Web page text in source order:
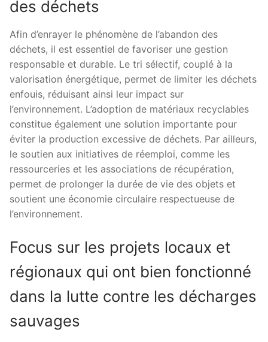
des déchets
Afin d’enrayer le phénomène de l’abandon des
déchets, il est essentiel de favoriser une gestion
responsable et durable. Le tri sélectif, couplé à la
valorisation énergétique, permet de limiter les déchets
enfouis, réduisant ainsi leur impact sur
l’environnement. L’adoption de matériaux recyclables
constitue également une solution importante pour
éviter la production excessive de déchets. Par ailleurs,
le soutien aux initiatives de réemploi, comme les
ressourceries et les associations de récupération,
permet de prolonger la durée de vie des objets et
soutient une économie circulaire respectueuse de
l’environnement.
Focus sur les projets locaux et
régionaux qui ont bien fonctionné
dans la lutte contre les décharges
sauvages